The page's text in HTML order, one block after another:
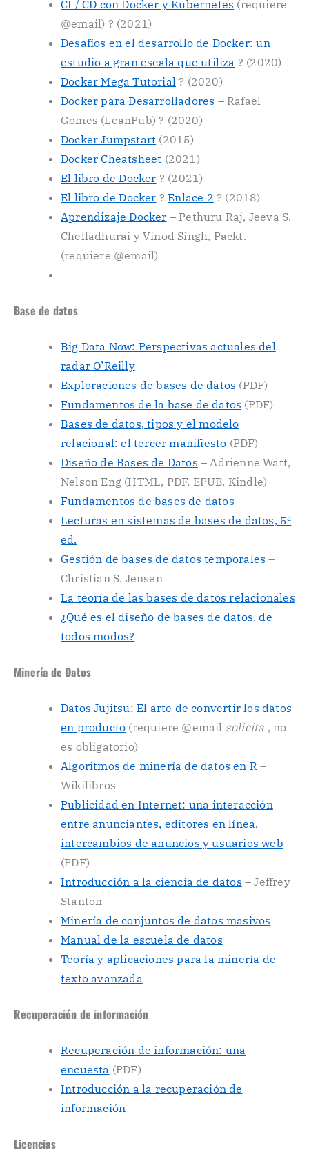
CI / CD con Docker y Kubernetes (requiere
@email) ? (2021)
Desafíos en el desarrollo de Docker: un
estudio a gran escala que utiliza ? (2020)
Docker Mega Tutorial ? (2020)
Docker para Desarrolladores – Rafael
Gomes (LeanPub) ? (2020)
Docker Jumpstart (2015)
Docker Cheatsheet (2021)
El libro de Docker ? (2021)
El libro de Docker ?Enlace 2 ? (2018)
Aprendizaje Docker – Pethuru Raj, Jeeva S.
Chelladhurai y Vinod Singh, Packt.
(requiere @email)
Base de datos
Big Data Now: Perspectivas actuales del
radar O’Reilly
Exploraciones de bases de datos (PDF)
Fundamentos de la base de datos (PDF)
Bases de datos, tipos y el modelo
relacional: el tercer manifiesto (PDF)
Diseño de Bases de Datos – Adrienne Watt,
Nelson Eng (HTML, PDF, EPUB, Kindle)
Fundamentos de bases de datos
Lecturas en sistemas de bases de datos, 5ª
ed.
Gestión de bases de datos temporales –
Christian S. Jensen
La teoría de las bases de datos relacionales
¿Qué es el diseño de bases de datos, de
todos modos?
Minería de Datos
Datos Jujitsu: El arte de convertir los datos
en producto (requiere @email solicita , no
es obligatorio)
Algoritmos de minería de datos en R –
Wikilibros
Publicidad en Internet: una interacción
entre anunciantes, editores en línea,
intercambios de anuncios y usuarios web
(PDF)
Introducción a la ciencia de datos – Jeffrey
Stanton
Minería de conjuntos de datos masivos
Manual de la escuela de datos
Teoría y aplicaciones para la minería de
texto avanzada
Recuperación de información
Recuperación de información: una
encuesta (PDF)
Introducción a la recuperación de
información
Licencias